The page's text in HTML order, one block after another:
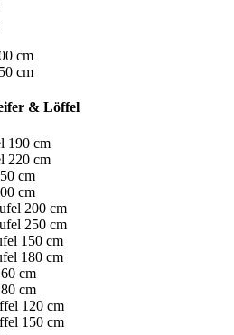
cm
cm
& Löffel
190 cm
220 cm
cm
cm
200 cm
250 cm
150 cm
180 cm
cm
cm
120 cm
150 cm